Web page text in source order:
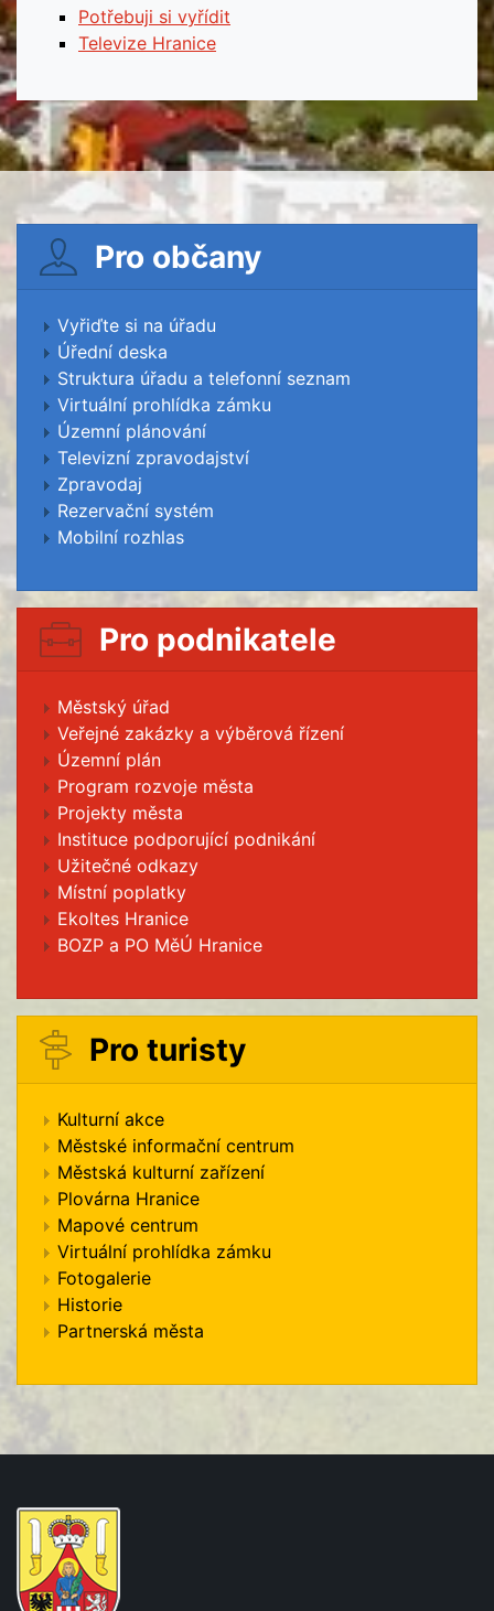
Potřebuji si vyřídit
Televize Hranice
Pro občany
Vyřiďte si na úřadu
Úřední deska
Struktura úřadu a telefonní seznam
Virtuální prohlídka zámku
Územní plánování
Televizní zpravodajství
Zpravodaj
Rezervační systém
Mobilní rozhlas
Pro podnikatele
Městský úřad
Veřejné zakázky a výběrová řízení
Územní plán
Program rozvoje města
Projekty města
Instituce podporující podnikání
Užitečné odkazy
Místní poplatky
Ekoltes Hranice
BOZP a PO MěÚ Hranice
Pro turisty
Kulturní akce
Městské informační centrum
Městská kulturní zařízení
Plovárna Hranice
Mapové centrum
Virtuální prohlídka zámku
Fotogalerie
Historie
Partnerská města